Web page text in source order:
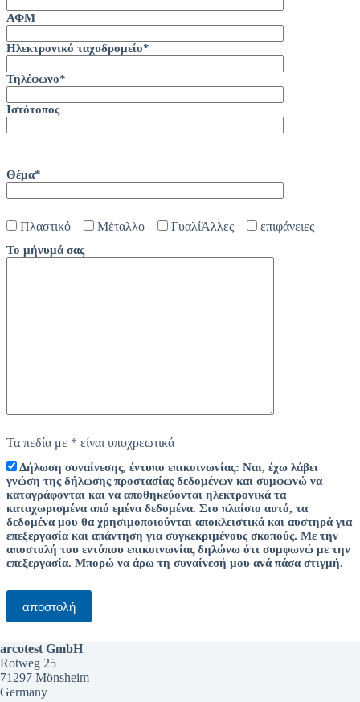
ΑΦΜ
Ηλεκτρονικό ταχυδρομείο*
Τηλέφωνο*
Ιστότοπος
Θέμα*
Πλαστικό Μέταλλο ΓυαλίΆλλες επιφάνειες
Το μήνυμά σας
Τα πεδία με * είναι υποχρεωτικά
Δήλωση συναίνεσης, έντυπο επικοινωνίας: Ναι, έχω λάβει
γνώση της δήλωσης προστασίας δεδομένων και συμφωνώ να
καταγράφονται και να αποθηκεύονται ηλεκτρονικά τα
καταχωρισμένα από εμένα δεδομένα. Στο πλαίσιο αυτό, τα
δεδομένα μου θα χρησιμοποιούνται αποκλειστικά και αυστηρά για
επεξεργασία και απάντηση για συγκεκριμένους σκοπούς. Με την
αποστολή του εντύπου επικοινωνίας δηλώνω ότι συμφωνώ με την
επεξεργασία. Μπορώ να άρω τη συναίνεσή μου ανά πάσα στιγμή.
arcotest GmbH
Rotweg 25
71297 Mönsheim
Germany